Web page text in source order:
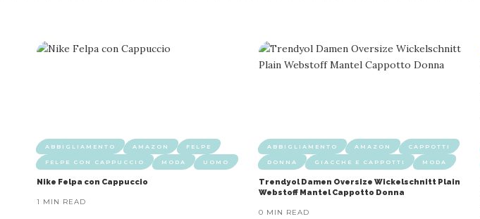
ABBIGLIAMENTO AMAZON FELPE
FELPE CON CAPPUCCIO MODA UOMO
Nike Felpa con Cappuccio
1 MIN READ
ABBIGLIAMENTO AMAZON CAPPOTTI
DONNA GIACCHE E CAPPOTTI MODA
Trendyol Damen Oversize Wickelschnitt Plain
Webstoff Mantel Cappotto Donna
0 MIN READ